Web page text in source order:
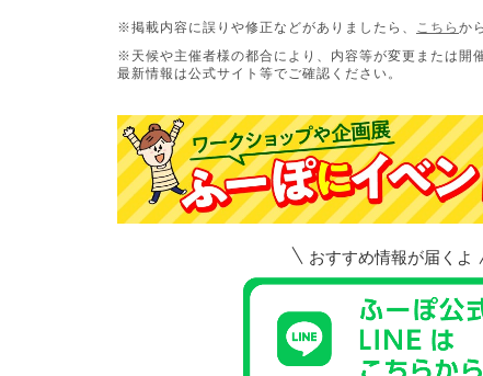
※掲載内容に誤りや修正などがありましたら、 こちら か
※天候や主催者様の都合により、内容等が変更または開
最新情報は公式サイト等でご確認ください。
おすすめ情報が届くよ